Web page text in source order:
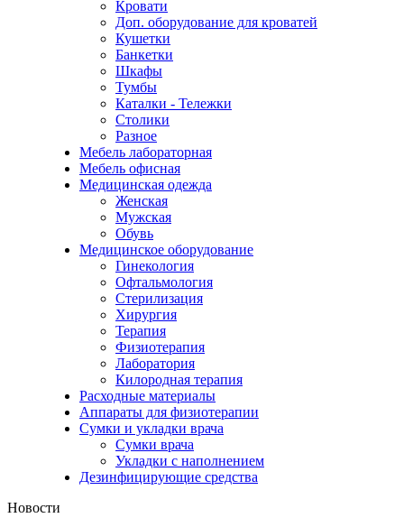
Кровати
Доп. оборудование для кроватей
Кушетки
Банкетки
Шкафы
Тумбы
Каталки - Тележки
Столики
Разное
Мебель лабораторная
Мебель офисная
Медицинская одежда
Женская
Мужская
Обувь
Медицинское оборудование
Гинекология
Офтальмология
Стерилизация
Хирургия
Терапия
Физиотерапия
Лаборатория
Килородная терапия
Расходные материалы
Аппараты для физиотерапии
Сумки и укладки врача
Сумки врача
Укладки с наполнением
Дезинфицирующие средства
Новости